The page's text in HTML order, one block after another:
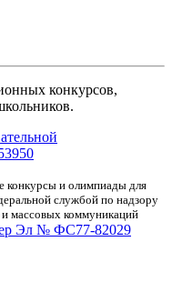
конкурсов,
конкурсы и олимпиады для
службой по надзору
массовых коммуникаций
Эл № ФС77-82029